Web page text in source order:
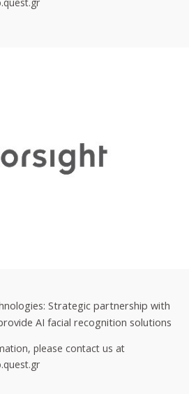
Strategic partnership with
AI facial recognition solutions
please contact us at